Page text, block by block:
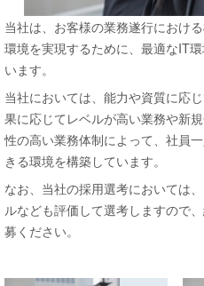
当社は、お客様の業務遂行におけ
環境を実現するために、最適なIT
います。
当社においては、能力や資質に応
果に応じてレベルが高い業務や新
性の高い業務体制によって、社員
きる環境を構築しています。
なお、当社の採用選考においては
ルなども評価して選考しますので
募ください。